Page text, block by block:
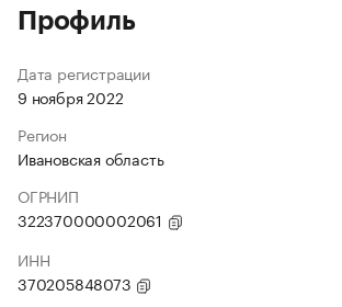
Профиль
Дата регистрации
9 ноября 2022
Регион
Ивановская область
ОГРНИП
322370000002061
ИНН
370205848073